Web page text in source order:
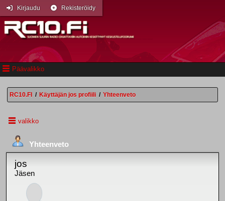
Päävalikko
Kirjaudu Rekisteröidy
RC10.FI / Käyttäjän jos profiili / Yhteenveto
valikko
Yhteenveto
jos
Jäsen